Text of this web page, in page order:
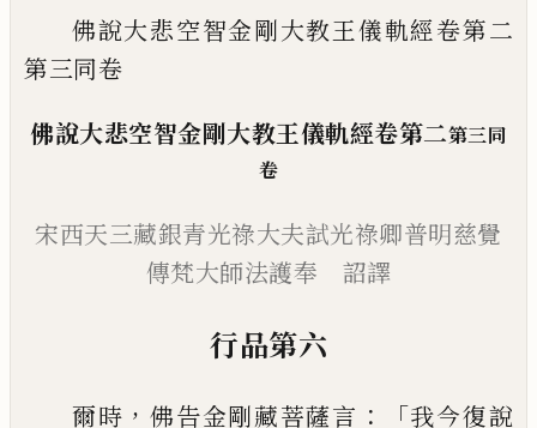
佛說大悲空智金剛大教王儀軌經卷第二
第三同卷
佛說大悲空智金剛大教王儀軌經卷第二第三同
卷
宋西天三藏銀青光祿大夫試光祿卿普明慈覺
傳梵大師法護奉 詔譯
行品第六
爾時 ，佛告金剛藏菩薩言 ：「我今復說